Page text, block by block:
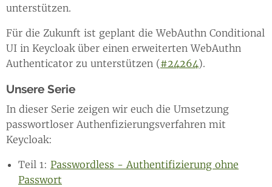
unterstützen.
Für die Zukunft ist geplant die WebAuthn Conditional
UI in Keycloak über einen erweiterten WebAuthn
Authenticator zu unterstützen (#24264).
Unsere Serie
In dieser Serie zeigen wir euch die Umsetzung
passwortloser Authenfizierungsverfahren mit
Keycloak:
Teil 1: Passwordless - Authentifizierung ohne
Passwort